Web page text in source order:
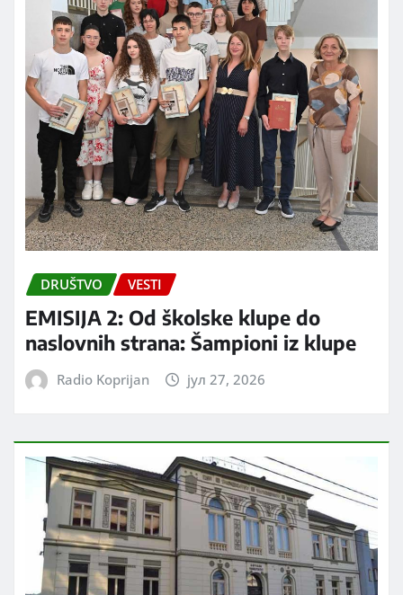
DRUŠTVO VESTI
EMISIJA 2: Od školske klupe do
naslovnih strana: Šampioni iz klupe
Radio Koprijan јул 27, 2026